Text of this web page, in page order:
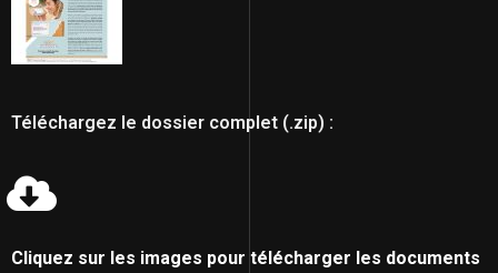
Téléchargez le dossier complet (.zip) :
Cliquez sur les images pour télécharger les documents